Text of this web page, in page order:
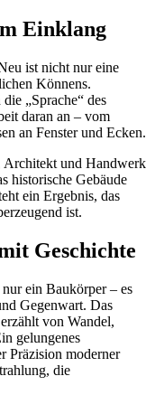
Einklang
ist nicht nur eine
Könnens.
„Sprache“ des
daran an – vom
an Fenster und Ecken.
Architekt und Handwerk
historische Gebäude
ein Ergebnis, das
ist.
Geschichte
ein Baukörper – es
Gegenwart. Das
von Wandel,
gelungenes
Präzision moderner
die